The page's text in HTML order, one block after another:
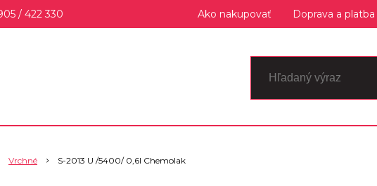
/ 422 330 Ako nakupovať Doprava a platba
Vrchné S-2013 U /5400/ 0,6l Chemolak